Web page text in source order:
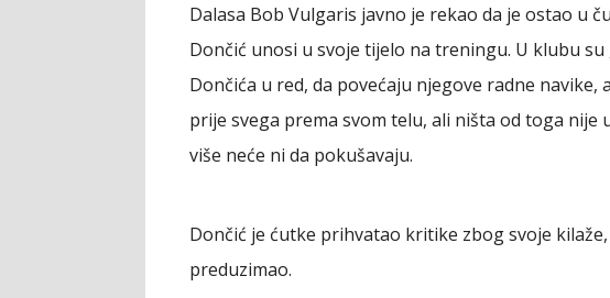
Dalasa Bob Vulgaris javno je rekao da je ostao u
Dončić unosi u svoje tijelo na treningu. U klubu
Dončića u red, da povećaju njegove radne
prije svega prema svom telu, ali ništa od toga nije
više neće ni da pokušavaju.
Dončić je ćutke prihvatao kritike zbog svoje
preduzimao.